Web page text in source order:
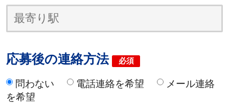
応募後の連絡方法 必須
問わない 電話連絡を希望
メール連絡
を希望